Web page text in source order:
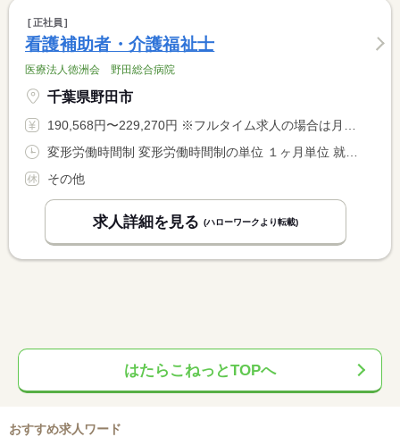
正社員
看護補助者・介護福祉士
医療法人徳洲会 野田総合病院
千葉県野田市
190,568円〜229,270円 ※フルタイム求人の場合は月額（換算額）、パート求人の場合は時間額を表示しています。
その他
求人詳細を見る (ハローワークより転載)
はたらこねっとTOPへ
おすすめ求人ワード